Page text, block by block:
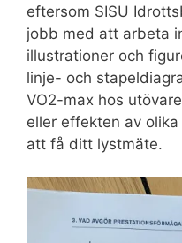
eftersom SISU
jobb med att arbeta
illustrationer och
linje- och
VO2-max hos
eller effekten av
att få ditt lystmäte.